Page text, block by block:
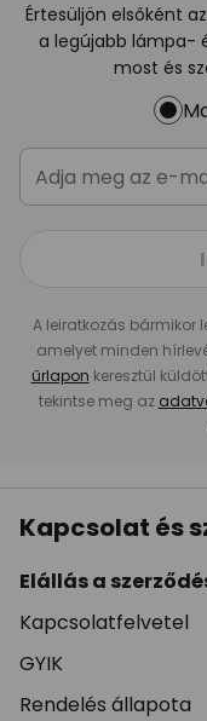
Értesüljön elsőként
a legújabb lámpa-
most és
A leiratkozás bármikor
amelyet minden
űrlapon keresztül
tekintse meg az
Kapcsolat és
Elállás a
Kapcsolatfelvetel
GYIK
Rendelés állapota